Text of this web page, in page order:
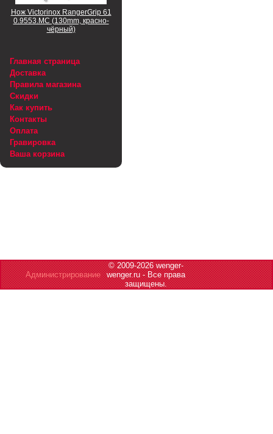
Нож Victorinox RangerGrip 61
0.9553.MC (130mm, красно-
чёрный)
Главная страница
Доставка
Правила магазина
Скидки
Как купить
Контакты
Оплата
Гравировка
Ваша корзина
Администрирование
© 2009-2026 wenger-
wenger.ru - Все права
защищены.